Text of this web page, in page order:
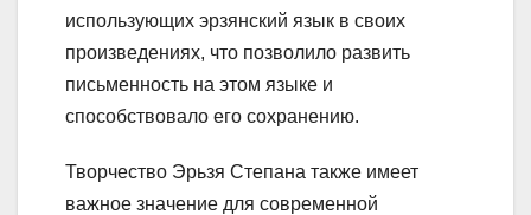
использующих эрзянский язык в своих
произведениях, что позволило развить
письменность на этом языке и
способствовало его сохранению.
Творчество Эрьзя Степана также имеет
важное значение для современной